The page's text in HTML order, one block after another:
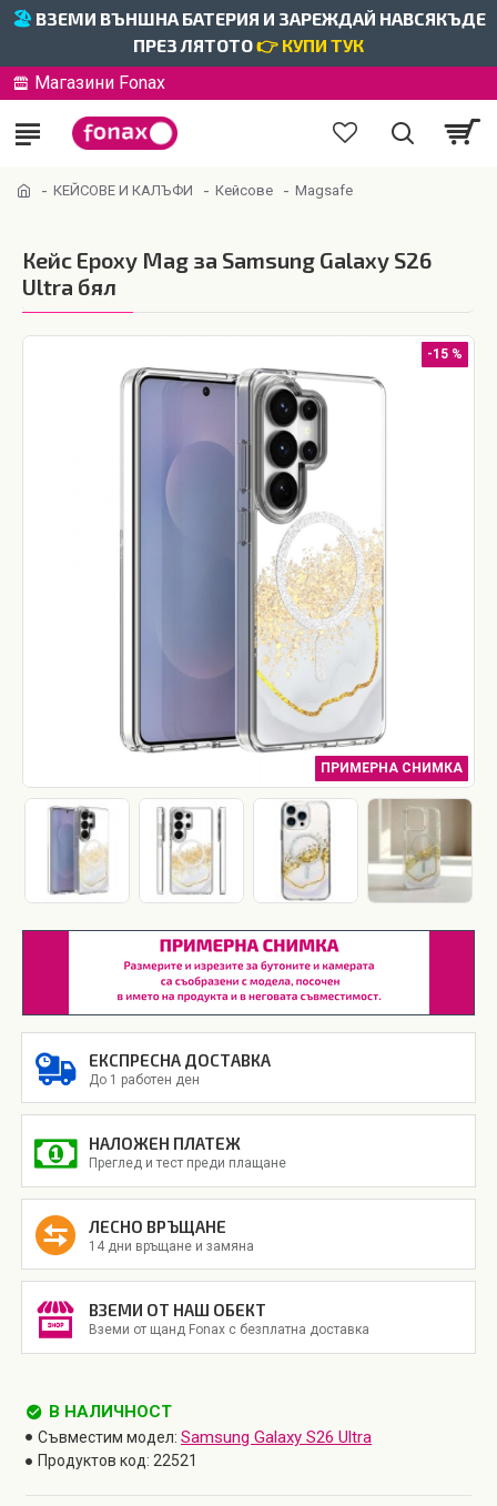
🏖️ ВЗЕМИ ВЪНШНА БАТЕРИЯ И ЗАРЕЖДАЙ НАВСЯКЪДЕ
ПРЕЗ ЛЯТОТО👉 КУПИ ТУК
Магазини Fonax
КЕЙСОВЕ И КАЛЪФИ Кейсове Magsafe
Кейс Epoxy Mag за Samsung Galaxy S26
Ultra бял
ПРИМЕРНА СНИМКА
-15 %
ЕКСПРЕСНА ДОСТАВКА
До 1 работен ден
НАЛОЖЕН ПЛАТЕЖ
Преглед и тест преди плащане
ЛЕСНО ВРЪЩАНЕ
14 дни връщане и замяна
ВЗЕМИ ОТ НАШ ОБЕКТ
Вземи от щанд Fonax с безплатна доставка
В НАЛИЧНОСТ
Съвместим модел: Samsung Galaxy S26 Ultra
Продуктов код: 22521